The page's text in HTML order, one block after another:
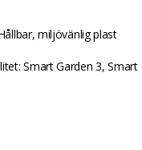
miljövänlig plast
Smart Garden 3, Smart